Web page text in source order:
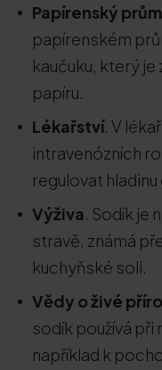
Papírenský
papírenském
kaučuku, který je
papíru.
Lékařství. V
intravenózních
regulovat
Výživa. Sodík je
stravě, známá
kuchyňské soli.
Vědy o živé
sodík používá
například k